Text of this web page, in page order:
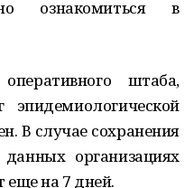
ознакомиться в
штаба,
В случае сохранения
организациях
еще на 7 дней.